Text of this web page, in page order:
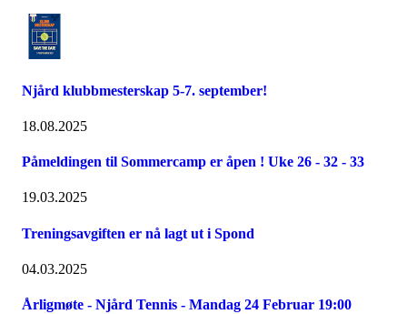
Njård klubbmesterskap 5-7. september!
18.08.2025
Påmeldingen til Sommercamp er åpen ! Uke 26 - 32 - 33
19.03.2025
Treningsavgiften er nå lagt ut i Spond
04.03.2025
Årligmøte - Njård Tennis - Mandag 24 Februar 19:00